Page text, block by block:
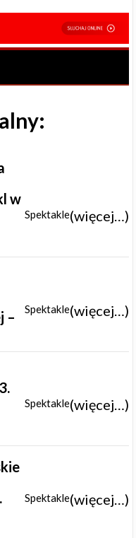
w
Spektakle(więcej…)
–
Spektakle(więcej…)
Spektakle(więcej…)
Spektakle(więcej…)